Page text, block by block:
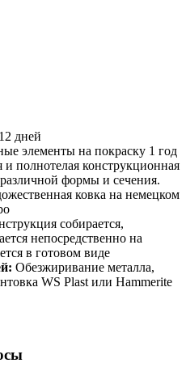
дней
элементы на покраску 1 год
и полнотелая конструкционная
различной формы и сечения.
ковка на немецком
собирается,
непосредственно на
в готовом виде
Обезжиривание металла,
WS Plast или Hammerite